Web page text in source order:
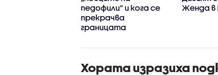
педофили” и кога се
прекрачва
границата
Женда в
Хората изразиха